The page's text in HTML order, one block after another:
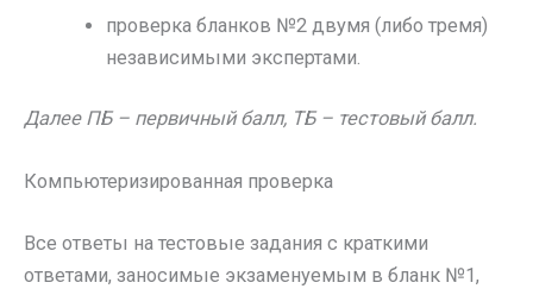
проверка бланков №2 двумя (либо тремя)
независимыми экспертами.
Далее ПБ – первичный балл, ТБ – тестовый балл.
Компьютеризированная проверка
Все ответы на тестовые задания с краткими
ответами, заносимые экзаменуемым в бланк №1,